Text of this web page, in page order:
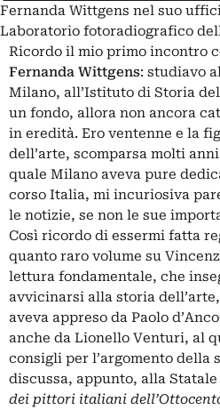
Fernanda Wittgens nel suo
Laboratorio fotoradiografico
Ricordo il mio primo incontro
Fernanda Wittgens: studiavo
Milano, all’Istituto di Storia
un fondo, allora non ancora
in eredità. Ero ventenne e la
dell’arte, scomparsa molti
quale Milano aveva pure
corso Italia, mi incuriosiva
le notizie, se non le sue
Così ricordo di essermi fatta
quanto raro volume su
lettura fondamentale, che
avvicinarsi alla storia
aveva appreso da Paolo
anche da Lionello Venturi, al
consigli per l’argomento della
discussa, appunto, alla Statale
dei pittori italiani